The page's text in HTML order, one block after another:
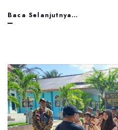
Baca Selanjutnya…
Depan
Wae
Lapu
Raih